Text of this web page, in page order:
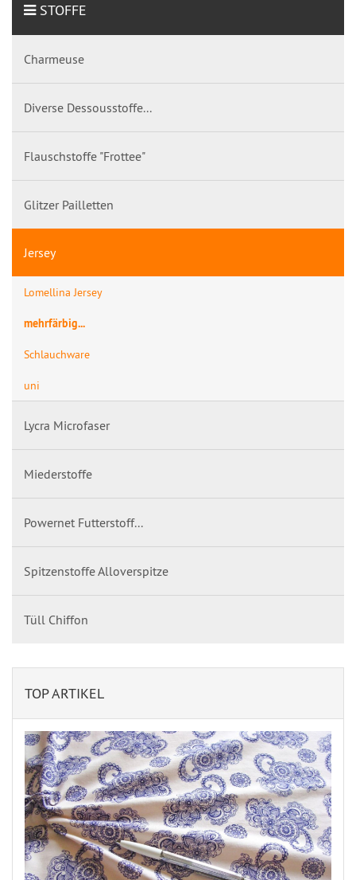
STOFFE
Charmeuse
Diverse Dessousstoffe...
Flauschstoffe "Frottee"
Glitzer Pailletten
Jersey
Lomellina Jersey
mehrfärbig...
Schlauchware
uni
Lycra Microfaser
Miederstoffe
Powernet Futterstoff...
Spitzenstoffe Alloverspitze
Tüll Chiffon
TOP ARTIKEL